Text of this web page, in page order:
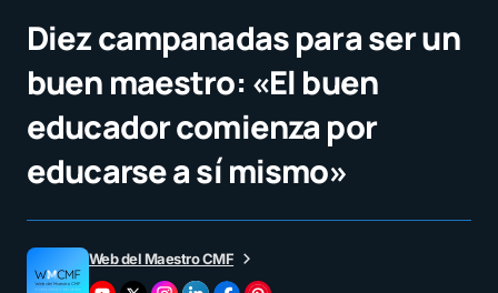
Diez campanadas para ser un
buen maestro: «El buen
educador comienza por
educarse a sí mismo»
Web del Maestro CMF